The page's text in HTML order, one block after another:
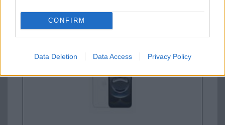
CONFIRM
Data Deletion Data Access Privacy Policy
Apple iPhone 16e